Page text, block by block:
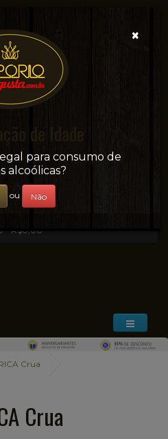
e adega on-line!
- R$0,00
Crua
Crua
×
de Idade
para consumo de
alcoólicas?
ou Não